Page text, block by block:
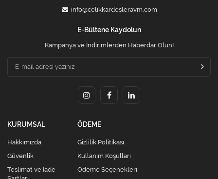
info@celikkardesleravm.com
E-Bültene Kaydolun
Kampanya ve İndirimlerden Haberdar Olun!
KURUMSAL
Hakkımızda
Güvenlik
Teslimat ve İade
ÖDEME
Gizlilik Politikası
Kullanım Koşulları
Ödeme Seçenekleri